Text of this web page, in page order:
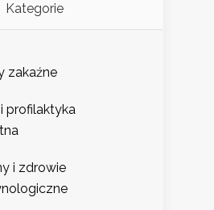
Kategorie
zakaźne
profilaktyka
i zdrowie